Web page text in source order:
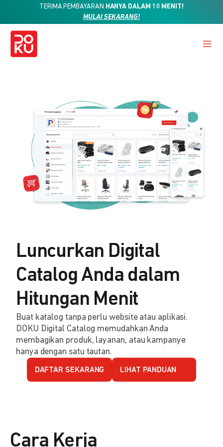
TERIMA PEMBAYARAN HANYA DALAM 10 MENIT!
MULAI SEKARANG!
Luncurkan Digital
Catalog Anda dalam
Hitungan Menit
Buat katalog tanpa perlu website atau aplikasi.
DOKU Digital Catalog memudahkan Anda
membagikan produk, layanan, atau kampanye
hanya dengan satu tautan.
DAFTAR SEKARANG LIHAT PANDUAN
Cara Kerja